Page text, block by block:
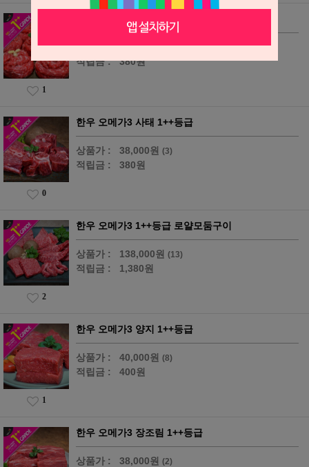
상품가 : 38,000원 (19)
적립금 : 380원
1
한우 오메가3 사태 1++등급
상품가 : 38,000원 (3)
적립금 : 380원
0
한우 오메가3 1++등급 로얄모둠구이
상품가 : 138,000원 (13)
적립금 : 1,380원
2
한우 오메가3 양지 1++등급
상품가 : 40,000원 (8)
적립금 : 400원
1
한우 오메가3 장조림 1++등급
상품가 : 38,000원 (2)